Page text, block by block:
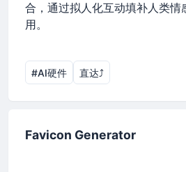
合，通过拟人化互动填补人类情
用。
#AI硬件 直达⤴︎
Favicon Generator